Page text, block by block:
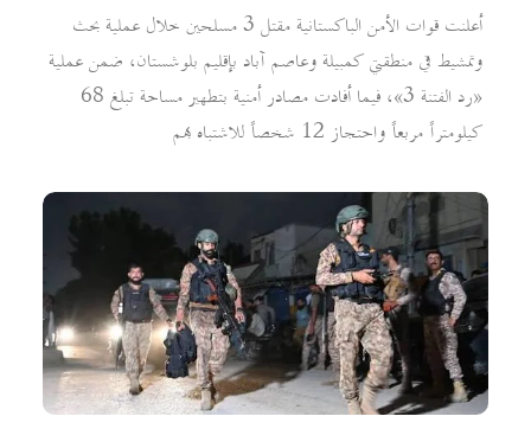
أعلنت قوات الأمن الباكستانية مقتل 3 مسلحين خلال عملية بحث
وتمشيط في منطقتي كمبيلة وعاصم آباد بإقليم بلوشستان، ضمن عملية
«رد الفتنة 3»، فيما أفادت مصادر أمنية بتطهير مساحة تبلغ 68
كيلومتراً مربعاً واحتجاز 12 شخصاً للاشتباه بهم